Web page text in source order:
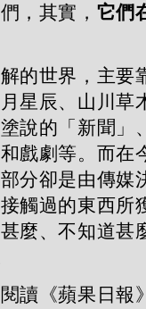
，其實， 它們
的世界，主要
星辰、山川草
說的「新聞」
戲劇等。而在
分卻是由傳媒
觸過的東西所
麼、不知道甚
讀《蘋果日報